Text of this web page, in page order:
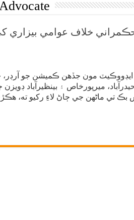
خلاف عوامي بيزاري
مون جڏهن ڪميشن جو آرڊر،
ميرپورخاص ۽ بينظيرآباد
بڪ تي ماڻهن جي ڄاڻ لاءِ رکيو ته،